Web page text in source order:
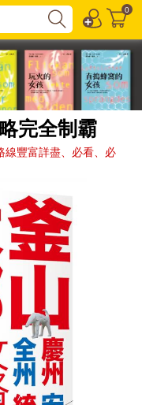
0
完全制霸
線豐富詳盡、必看、必